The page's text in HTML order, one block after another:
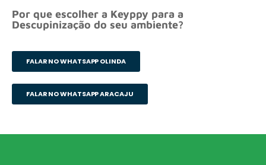
Por que escolher a Keyppy para a
Descupinização do seu ambiente?
FALAR NO WHATSAPP OLINDA
FALAR NO WHATSAPP ARACAJU